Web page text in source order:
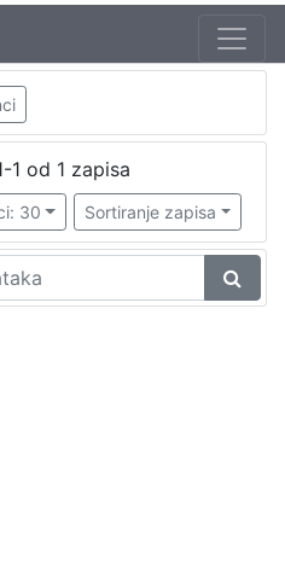
1 od 1 zapisa
30 Sortiranje zapisa